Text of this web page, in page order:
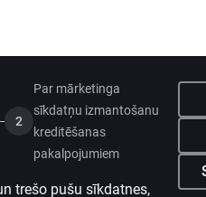
2
Par mārketinga
sīkdatņu izmantošanu
kreditēšanas
pakalpojumiem
trešo pušu sīkdatnes,